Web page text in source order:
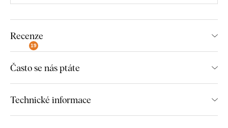
Menší rozměr má velikost 8 - 9 cm (dle motýlka)
Větší rozměr má velikost 12 - 13 cm (dle motýlka)
Montáž, kterou zvládne každý:
Instalace dekorace je opravdu snadná :) Pro zavěšení
doporučujeme použít pěnovou lepicí pásku nebo malé hřebíky.
Recenze
19
Často se nás ptáte
Technické informace